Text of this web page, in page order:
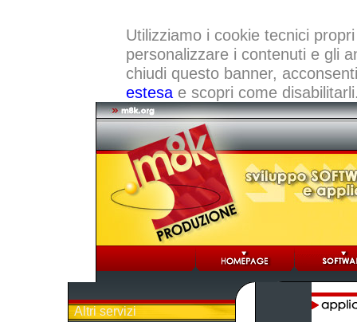
Utilizziamo i cookie tecnici
personalizzare i contenuti e gli
chiudi questo banner,
estesae scopri come
Altri servizi